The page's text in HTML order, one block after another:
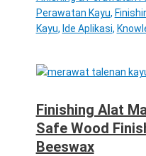
Perawatan Kayu,
Kayu, Ide Aplikasi,
Finishing Alat
Safe Wood
Beeswax